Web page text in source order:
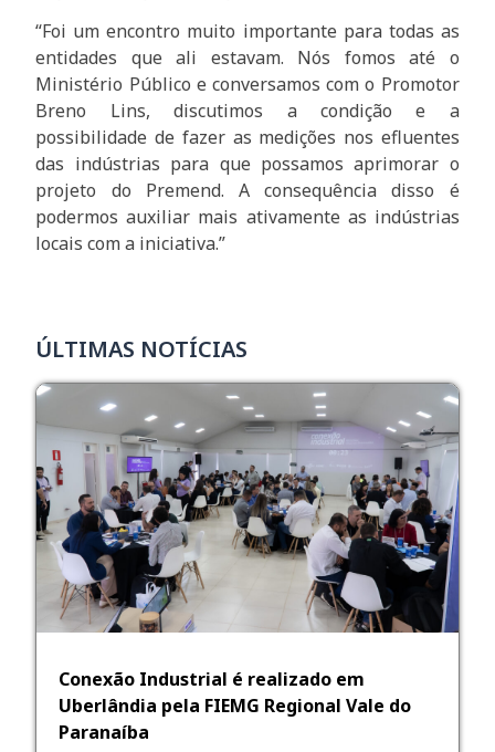
“Foi um encontro muito importante para todas as
entidades que ali estavam. Nós fomos até o
Ministério Público e conversamos com o Promotor
Breno Lins, discutimos a condição e a
possibilidade de fazer as medições nos efluentes
das indústrias para que possamos aprimorar o
projeto do Premend. A consequência disso é
podermos auxiliar mais ativamente as indústrias
locais com a iniciativa.”
ÚLTIMAS NOTÍCIAS
Conexão Industrial é realizado em
Uberlândia pela FIEMG Regional Vale do
Paranaíba